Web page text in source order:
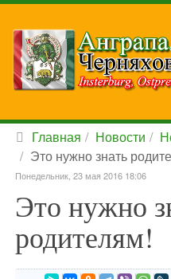
Главная Новости
Это нужно знать
Понедельник, 23 мая 2016 18:06
Это нужно
родителям!